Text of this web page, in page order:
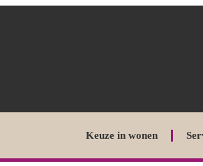
Keuze in wonen